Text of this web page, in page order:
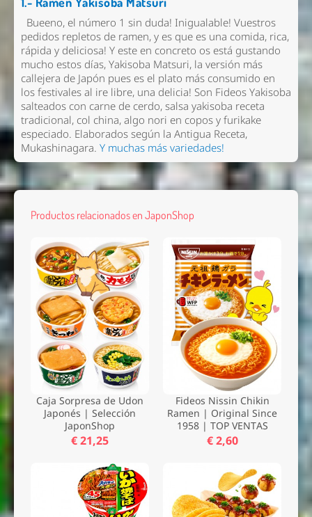
Bueeno, el número 1 sin duda! Inigualable! Vuestros
pedidos repletos de ramen, y es que es una comida, rica,
rápida y deliciosa! Y este en concreto os está gustando
mucho estos días, Yakisoba Matsuri, la versión más
callejera de Japón pues es el plato más consumido en
los festivales al ire libre, una delicia! Son Fideos Yakisoba
salteados con carne de cerdo, salsa yakisoba receta
tradicional, col china, algo nori en copos y furikake
especiado. Elaborados según la Antigua Receta,
Mukashinagara. Y muchas más variedades!
Productos relacionados en JaponShop
Caja Sorpresa de Udon
Japonés | Selección
JaponShop
€ 21,25
Fideos Nissin Chikin
Ramen | Original Since
1958 | TOP VENTAS
€ 2,60